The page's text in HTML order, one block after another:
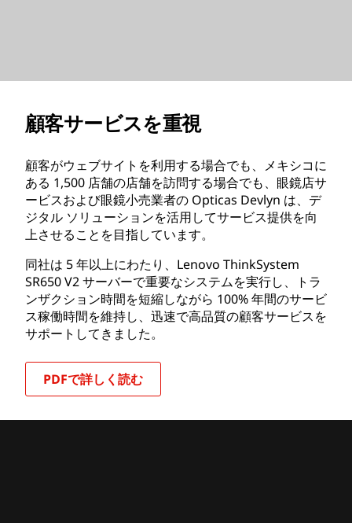
顧客サービスを重視
顧客がウェブサイトを利用する場合でも、メキシコに
ある 1,500 店舗の店舗を訪問する場合でも、眼鏡店サ
ービスおよび眼鏡小売業者の Opticas Devlyn は、デ
ジタル ソリューションを活用してサービス提供を向
上させることを目指しています。
同社は 5 年以上にわたり、Lenovo ThinkSystem
SR650 V2 サーバーで重要なシステムを実行し、トラ
ンザクション時間を短縮しながら 100% 年間のサービ
ス稼働時間を維持し、迅速で高品質の顧客サービスを
サポートしてきました。
PDFで詳しく読む